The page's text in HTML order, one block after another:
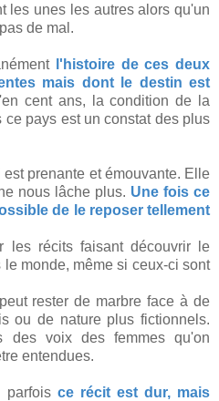
les unes les autres alors qu'un
de mal.
l'histoire de ces deux
mais dont le destin est
cent ans, la condition de la
pays est un constat des plus
prenante et émouvante. Elle
nous lâche plus. Une fois ce
de le reposer tellement
les récits faisant découvrir le
monde, même si ceux-ci sont
rester de marbre face à de
ou de nature plus fictionnels.
des voix des femmes qu'on
entendues.
parfois ce récit est dur, mais